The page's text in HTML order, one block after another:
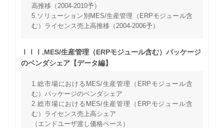
高推移（2004-2010予）
5.ソリューション別MES/生産管理（ERPモジュール含
む）ライセンス売上高推移（2004-2006予）
ⅠⅠⅠ.MES/生産管理（ERPモジュール含む）パッケージ
のベンダシェア【データ編】
1.総市場におけるMES/生産管理（ERPモジュール含
む）パッケージのベンダシェア
2.総市場におけるMES/生産管理（ERPモジュール含
む）ライセンス売上高シェア
（エンドユーザ渡し価格ベース）